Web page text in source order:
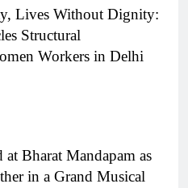
Lives Without Dignity:
Structural
Workers in Delhi
at Bharat Mandapam as
in a Grand Musical